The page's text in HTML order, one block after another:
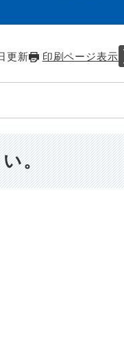
更新 印刷ページ表示
。